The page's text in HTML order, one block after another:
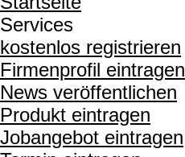
Services
kostenlos registrieren
Firmenprofil eintragen
News veröffentlichen
Produkt eintragen
Jobangebot eintragen